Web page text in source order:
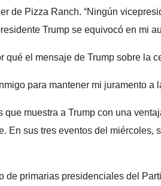
Pizza Ranch. “Ningún
Trump se equivocó en mi
el mensaje de Trump sobre la
para mantener mi juramento a
muestra a Trump con una
sus tres eventos del
primarias presidenciales del